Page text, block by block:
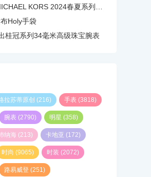
KORS 2024春夏系列广告大片正式发布
Holy手袋
桂冠系列34毫米高级珠宝腕表
拉苏蒂原创 (216) 手表 (3818)
腕表 (2790) 明星 (358)
纳海 (213) 卡地亚 (172)
时尚 (9065) 时装 (2072)
路易威登 (251)